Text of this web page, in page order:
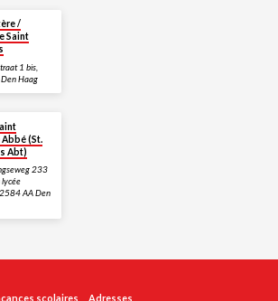
/
Saint
1 bis,
Haag
(St.
Abt)
233
lycée
AA Den
scolaires Adresses